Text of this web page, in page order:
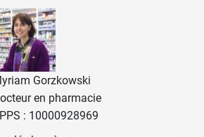
Gorzkowski
en pharmacie
: 10000928969